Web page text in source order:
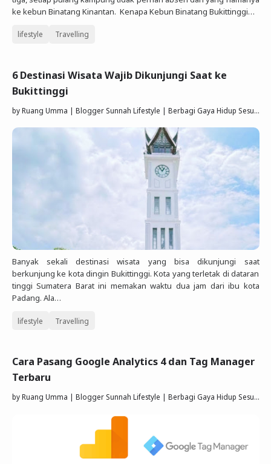
ke kebun Binatang Kinantan. Kenapa Kebun Binatang Bukittinggi…
lifestyle Travelling
6 Destinasi Wisata Wajib Dikunjungi Saat ke
Bukittinggi
byRuang Umma | Blogger Sunnah Lifestyle | Berbagi Gaya Hidup Sesuai Quran Sunnah
Banyak sekali destinasi wisata yang bisa dikunjungi saat
berkunjung ke kota dingin Bukittinggi. Kota yang terletak di dataran
tinggi Sumatera Barat ini memakan waktu dua jam dari ibu kota
Padang. Ala…
lifestyle Travelling
Cara Pasang Google Analytics 4 dan Tag Manager
Terbaru
byRuang Umma | Blogger Sunnah Lifestyle | Berbagi Gaya Hidup Sesuai Quran Sunnah